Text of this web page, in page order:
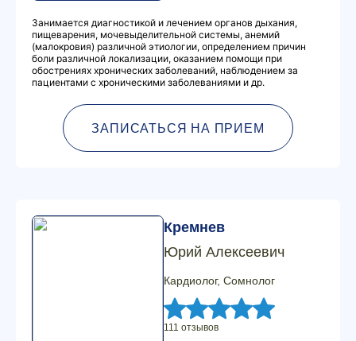
Занимается диагностикой и лечением органов дыхания,
пищеварения, мочевыделительной системы, анемий
(малокровия) различной этиологии, определением причин
боли различной локализации, оказанием помощи при
обострениях хронических заболеваний, наблюдением за
пациентами с хроническими заболеваниями и др.
ЗАПИСАТЬСЯ НА ПРИЕМ
Кремнев
Юрий Алексеевич
Кардиолог, Сомнолог
111 отзывов